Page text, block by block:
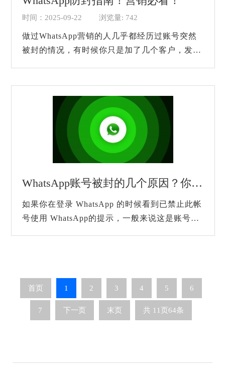
时间：2025-09-22 浏览量: 742
做过WhatsApp营销的人几乎都经历过账号突然
被封的情况，有时候你只是加了几个客户，发了
WhatsApp账号被封的几个原因？你看看你中招了吗？
如果你在登录 WhatsApp 的时候看到已禁止此帐
号使用 WhatsApp的提示，一般来说这是账号被
首页 1 2 3 4 5 6
7 下一页 末页 共 11 页64条